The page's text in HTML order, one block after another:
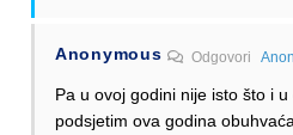
Anonymous Odgovori
Pa u ovoj godini nije isto što i
podsjetim ova godina